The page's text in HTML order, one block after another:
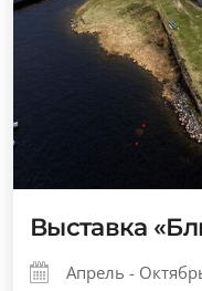
Выставка
Апрель -